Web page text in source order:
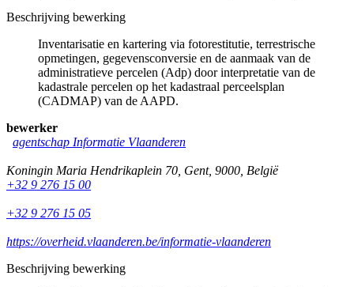
Beschrijving bewerking
Inventarisatie en kartering via fotorestitutie, terrestrische
opmetingen, gegevensconversie en de aanmaak van de
administratieve percelen (Adp) door interpretatie van de
kadastrale percelen op het kadastraal perceelsplan
(CADMAP) van de AAPD.
bewerker
agentschap Informatie Vlaanderen
Koningin Maria Hendrikaplein 70 Gent, 9000 België
+32 9 276 15 00
+32 9 276 15 05
https://overheid.vlaanderen.be/informatie-vlaanderen
Beschrijving bewerking